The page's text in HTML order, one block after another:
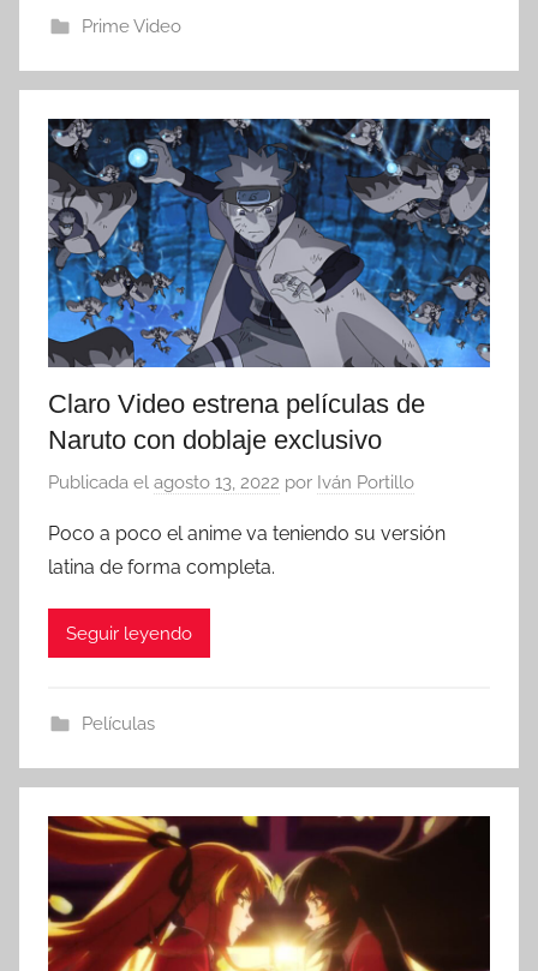
Prime Video
Claro Video estrena películas de
Naruto con doblaje exclusivo
Publicada el agosto 13, 2022 por Iván Portillo
Poco a poco el anime va teniendo su versión
latina de forma completa.
Seguir leyendo
Películas